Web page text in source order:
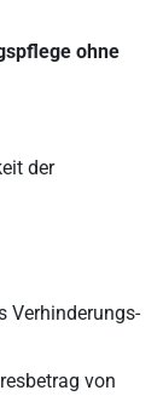
ohne
der
Verhinderungs-
von